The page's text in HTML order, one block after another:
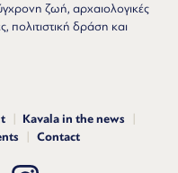
ζωή, αρχαιολογικές
πολιτιστική δράση και
Kavala in the news
Contact